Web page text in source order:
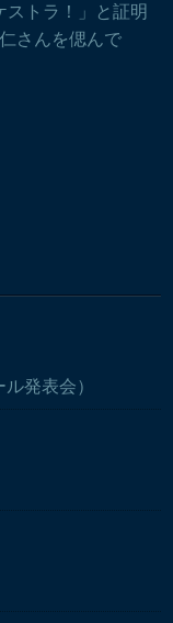
ストラ！」と証明
さんを偲んで
発表会）